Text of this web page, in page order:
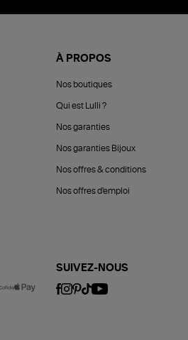
À PROPOS
Nos boutiques
Qui est Lulli ?
Nos garanties
Nos garanties Bijoux
Nos offres & conditions
Nos offres d'emploi
SUIVEZ-NOUS